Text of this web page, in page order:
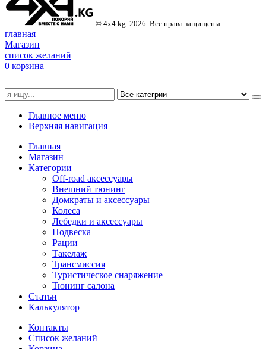
© 4x4.kg. 2026. Все права защищены
главная
Магазин
список желаний
0 корзина
Главное меню
Верхняя навигация
Главная
Магазин
Категории
Off-road аксессуары
Внешний тюнинг
Домкраты и аксессуары
Колеса
Лебедки и аксессуары
Подвеска
Рации
Такелаж
Трансмиссия
Туристическое снаряжение
Тюнинг салона
Статьи
Калькулятор
Контакты
Список желаний